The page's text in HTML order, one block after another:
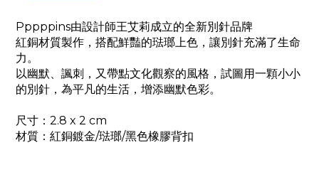
Pppppins由設計師王艾莉成立的全新別針品牌
紅銅材質製作，搭配鮮豔的琺瑯上色，讓別針充滿了生命
力。
以幽默、諷刺，又帶點文化觀察的風格，試圖用一顆小小
的別針，為平凡的生活，增添幽默色彩。
尺寸：2.8 x 2 cm
材質：紅銅鍍金/琺瑯/黑色橡膠背扣